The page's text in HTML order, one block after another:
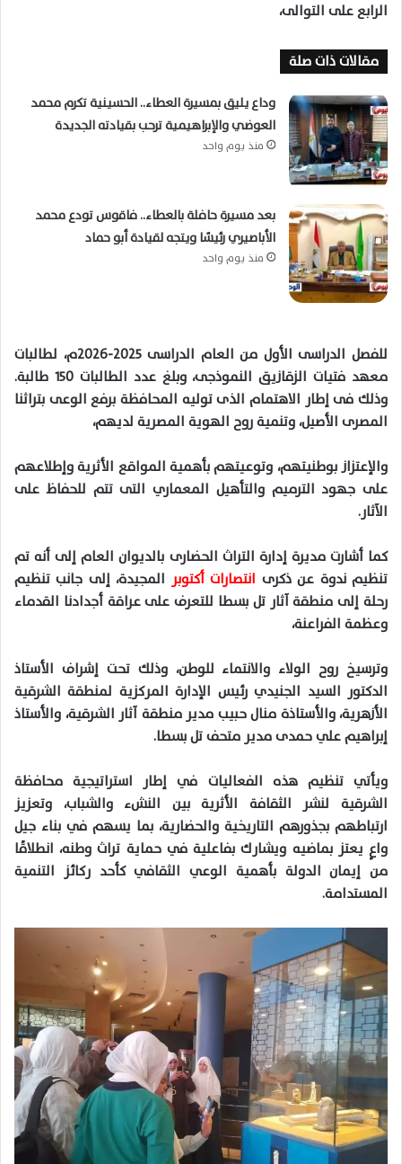
الرابع على التوالى،
مقالات ذات صلة
وداع يليق بمسيرة العطاء.. الحسينية تكرم محمد
العوضي والإبراهيمية ترحب بقيادته الجديدة
منذ يوم واحد
بعد مسيرة حافلة بالعطاء.. فاقوس تودع محمد
الأباصيري رئيسًا ويتجه لقيادة أبو حماد
منذ يوم واحد
للفصل الدراسى الأول من العام الدراسى ٢٠٢٥-٢٠٢٦م، لطالبات
معهد فتيات الزقازيق النموذجى، وبلغ عدد الطالبات ١٥٠ طالبة.
وذلك فى إطار الاهتمام الذى توليه المحافظة برفع الوعى بتراثنا
المصرى الأصيل، وتنمية روح الهوية المصرية لديهم،
والإعتزاز بوطنيتهم، وتوعيتهم بأهمية المواقع الأثرية وإطلاعهم
على جهود الترميم والتأهيل المعماري التى تتم للحفاظ على
الآثار.
كما أشارت مديرة إدارة التراث الحضارى بالديوان العام إلى أنه تم
تنظيم ندوة عن ذكرى انتصارات أكتوبر المجيدة، إلى جانب تنظيم
رحلة إلى منطقة آثار تل بسطا للتعرف على عراقة أجدادنا القدماء
وعظمة الفراعنة،
وترسيخ روح الولاء والانتماء للوطن، وذلك تحت إشراف الأستاذ
الدكتور السيد الجنيدي رئيس الإدارة المركزية لمنطقة الشرقية
الأزهرية، والأستاذة منال حبيب مدير منطقة آثار الشرقية، والأستاذ
إبراهيم علي حمدى مدير متحف تل بسطا.
ويأتي تنظيم هذه الفعاليات في إطار استراتيجية محافظة
الشرقية لنشر الثقافة الأثرية بين النشء والشباب، وتعزيز
ارتباطهم بجذورهم التاريخية والحضارية، بما يسهم في بناء جيل
واعٍ يعتز بماضيه ويشارك بفاعلية في حماية تراث وطنه، انطلاقًا
من إيمان الدولة بأهمية الوعي الثقافي كأحد ركائز التنمية
المستدامة.